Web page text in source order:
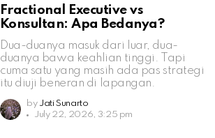
Fractional Executive vs
Konsultan: Apa Bedanya?
Dua-duanya masuk dari luar, dua-
duanya bawa keahlian tinggi. Tapi
cuma satu yang masih ada pas strategi
itu diuji beneran di lapangan.
by Jati Sunarto
July 22, 2026, 3:25 pm